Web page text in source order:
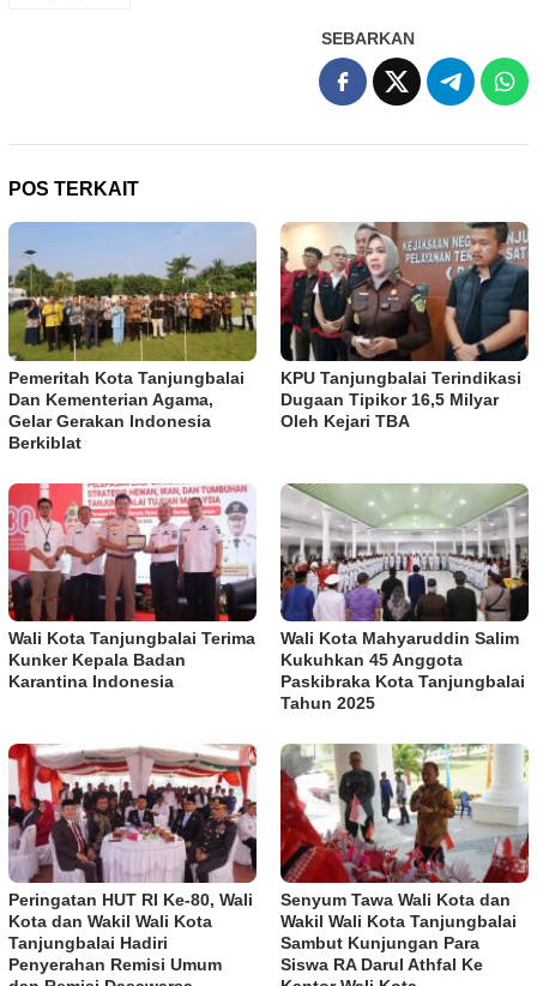
SEBARKAN
POS TERKAIT
Pemeritah Kota Tanjungbalai
Dan Kementerian Agama,
Gelar Gerakan Indonesia
Berkiblat
KPU Tanjungbalai Terindikasi
Dugaan Tipikor 16,5 Milyar
Oleh Kejari TBA
Wali Kota Tanjungbalai Terima
Kunker Kepala Badan
Karantina Indonesia
Wali Kota Mahyaruddin Salim
Kukuhkan 45 Anggota
Paskibraka Kota Tanjungbalai
Tahun 2025
Peringatan HUT RI Ke-80, Wali
Kota dan Wakil Wali Kota
Tanjungbalai Hadiri
Penyerahan Remisi Umum
Senyum Tawa Wali Kota dan
Wakil Wali Kota Tanjungbalai
Sambut Kunjungan Para
Siswa RA Darul Athfal Ke